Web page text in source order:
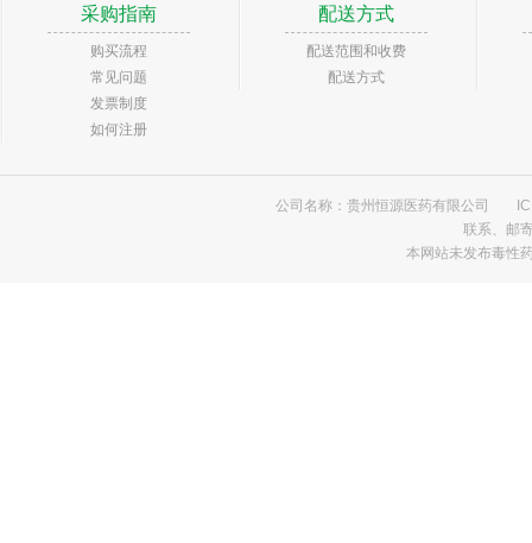
采购指南
购买流程
常见问题
发票制度
如何注册
配送方式
配送范围和收费
配送方式
公司名称：贵州恒源医药有限公司
联系、邮
本网站未发布毒性